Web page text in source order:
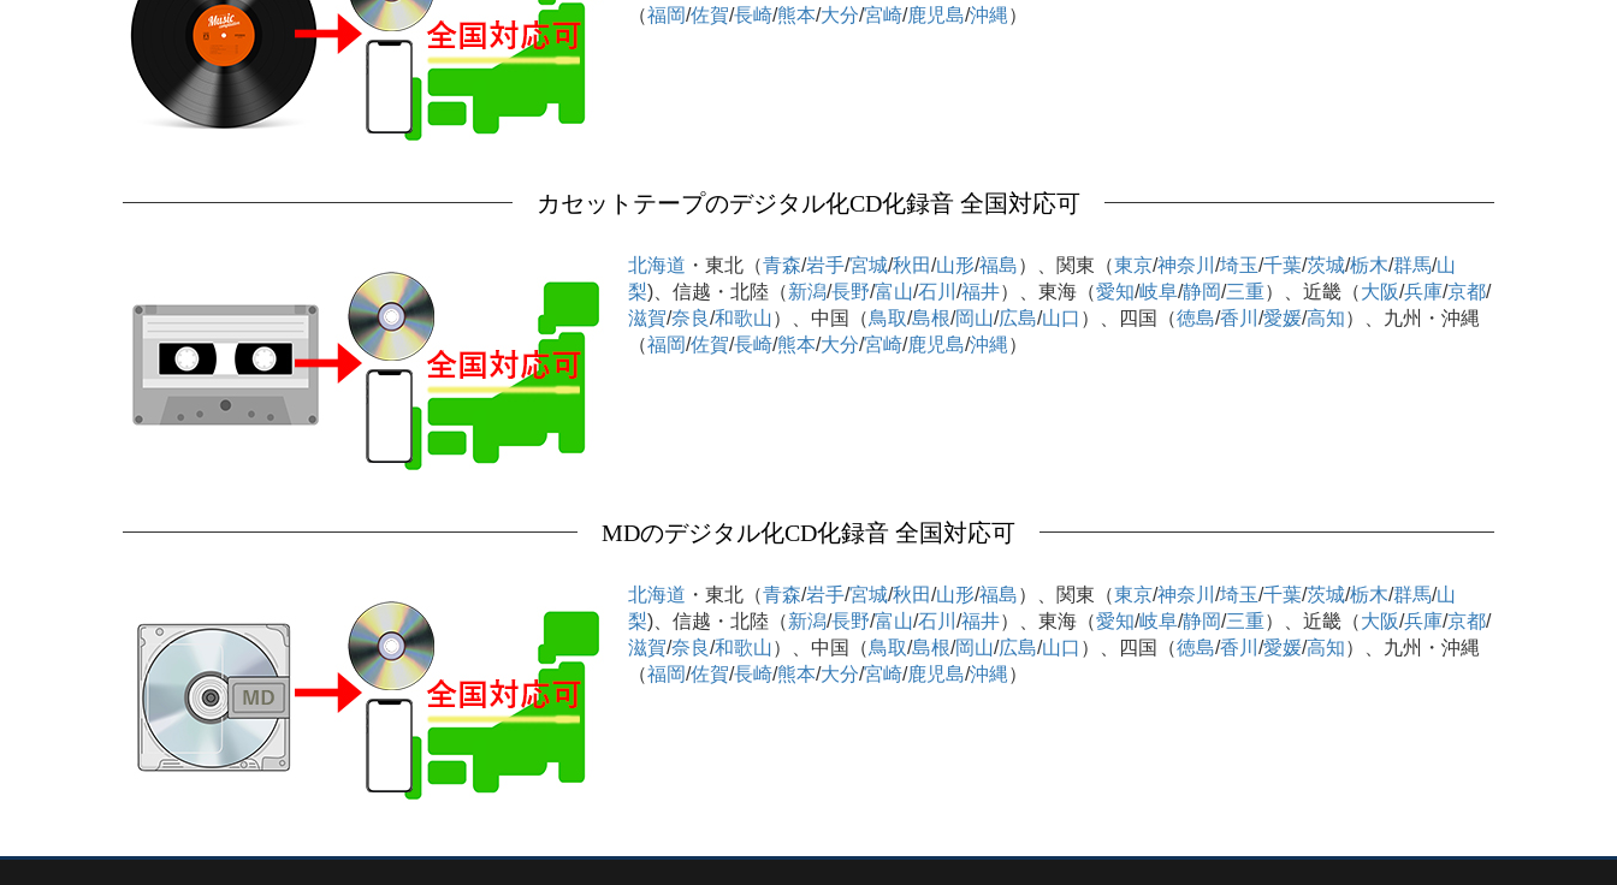
（福岡/佐賀/長崎/熊本/大分/宮崎/鹿児島/沖縄）
カセットテープのデジタル化CD化録音 全国対応可
北海道 ・東北（青森/岩手/宮城/秋田/山形/福島）、関東（東京/神奈川 /埼玉/千葉/茨城/栃木/群馬/山
梨)、信越・北陸（新潟/長野/富山/石川 /福井）、東海（愛知/岐阜/静岡/三重）、近畿（大阪/兵庫/京都/
滋賀/奈良/和歌山）、中国（鳥取/島根/岡山/広島/山口 ）、四国（徳島/香川 /愛媛/高知）、九州・沖縄
（福岡/佐賀/長崎/熊本/大分/宮崎/鹿児島/沖縄）
MDのデジタル化CD化録音 全国対応可
北海道 ・東北（青森/岩手/宮城/秋田/山形/福島）、関東（東京/神奈川 /埼玉/千葉/茨城/栃木/群馬/山
梨)、信越・北陸（新潟/長野/富山/石川 /福井）、東海（愛知/岐阜/静岡/三重）、近畿（大阪/兵庫/京都/
滋賀/奈良/和歌山）、中国（鳥取/島根/岡山/広島/山口 ）、四国（徳島/香川 /愛媛/高知）、九州・沖縄
（福岡/佐賀/長崎/熊本/大分/宮崎/鹿児島/沖縄）